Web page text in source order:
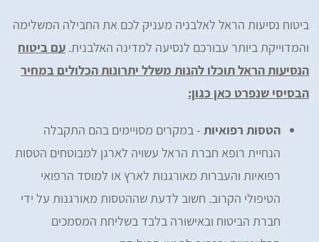
ביטוח נסיעות הראל לאלבניה מעניק לכם את החבילה המשלימה
והמדוייקת ביותר עבורכם לנסיעה למדינה האלבנית. עם ביטוח
הנסיעות הראל תוכלו להנות משלל יתרונות הכלולים במחיר
הבסיסי שנפרט כאן כגון:
הטסות רפואיות - במקרים מסויימים בהם התקבלה
הנחיית רופא חברת הראל עשויה לארגן למבוטחים הטסות
רפואיות והעברות מאורגנות לארץ או למוסד הרפואי
הטיפולי הקרוב. חשוב לדעת שההטסות מאורגנות על ידי
חברת הביטוח ובאישורה בלבד בשליחת המסמכים